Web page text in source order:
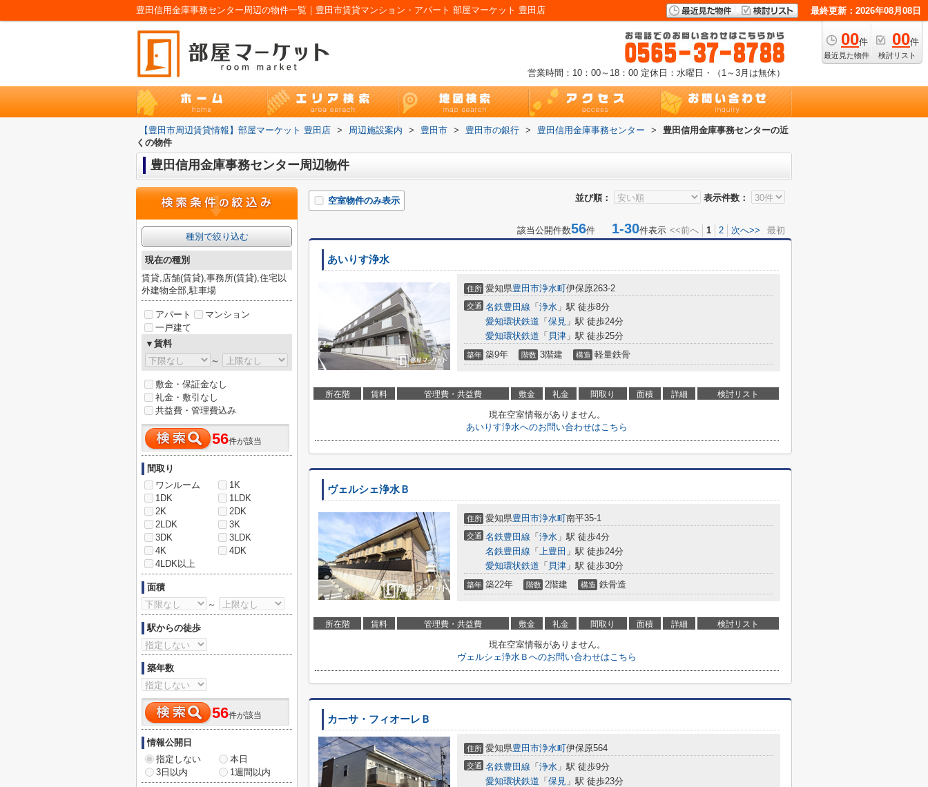
豊田信用金庫事務センター周辺の物件一覧｜豊田市賃貸マンション・アパート 部屋マーケット 豊田店 最終更新：2026年08月08日
00件
最近見た物件
00件
検討リスト
営業時間：10：00～18：00 定休日：水曜日・（1～3月は無休）
【豊田市周辺賃貸情報】部屋マーケット 豊田店 > 周辺施設案内 > 豊田市 > 豊田市の銀行 > 豊田信用金庫事務センター >
豊田信用金庫事務センターの近
くの物件
豊田信用金庫事務センター周辺物件
並び順： 表示件数：
空室物件のみ表示
該当公開件数56件 1-30件表示 <<前へ 1 2 次へ>> 最初
あいりす浄水
住所 愛知県豊田市浄水町伊保原263-2
交通 名鉄豊田線 「 浄水 」駅 徒歩8分
愛知環状鉄道 「 保見 」駅 徒歩24分
愛知環状鉄道 「 貝津 」駅 徒歩25分
築年 築9年 階数 3階建 構造 軽量鉄骨
所在階 賃料 管理費・共益費 敷金 礼金 間取り 面積 詳細 検討リスト
現在空室情報がありません。
あいりす浄水へのお問い合わせはこちら
ヴェルシェ浄水Ｂ
住所 愛知県豊田市浄水町南平35-1
交通 名鉄豊田線 「 浄水 」駅 徒歩4分
名鉄豊田線 「 上豊田 」駅 徒歩24分
愛知環状鉄道 「 貝津 」駅 徒歩30分
築年 築22年 階数 2階建 構造 鉄骨造
所在階 賃料 管理費・共益費 敷金 礼金 間取り 面積 詳細 検討リスト
現在空室情報がありません。
ヴェルシェ浄水Ｂへのお問い合わせはこちら
カーサ・フィオーレＢ
住所 愛知県豊田市浄水町伊保原564
交通 名鉄豊田線 「 浄水 」駅 徒歩9分
愛知環状鉄道 「 保見 」駅 徒歩23分
種別で絞り込む
現在の種別
賃貸,店舗(賃貸),事務所(賃貸),住宅以
外建物全部,駐車場
アパート
マンション
一戸建て
▼賃料
～
敷金・保証金なし
礼金・敷引なし
共益費・管理費込み
56件が該当
間取り
ワンルーム
1K
1DK
1LDK
2K
2DK
2LDK
3K
3DK
3LDK
4K
4DK
4LDK以上
面積
～
駅からの徒歩
築年数
56件が該当
情報公開日
指定しない
本日
3日以内
1週間以内